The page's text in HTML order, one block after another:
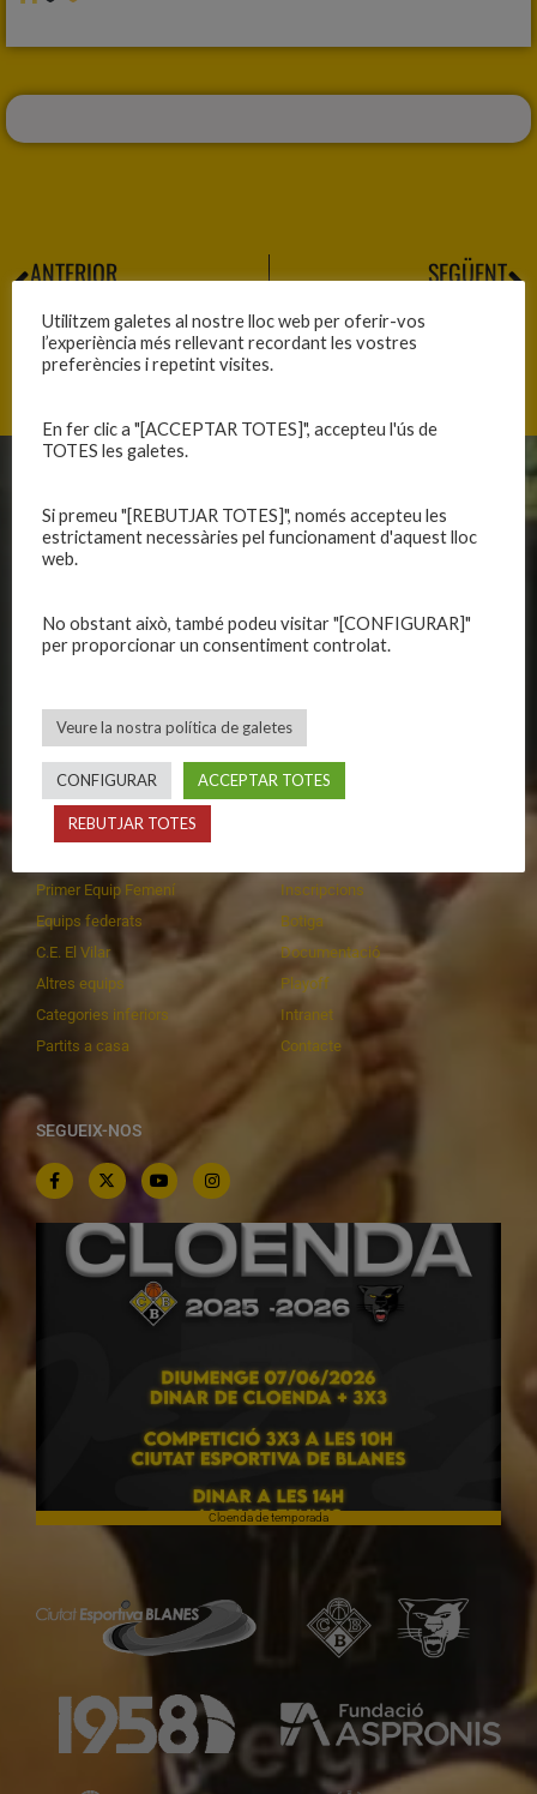
ANTERIOR SEGÜENT
Història
Organització
Avís legal
Privadesa a les xarxes
Primer equip masculí
Equips femenins
Patrocinadors
CALENDARIS
Primer Equip Femení
Equips federats
C.E. El Vilar
Altres equips
Categories inferiors
Partits a casa
Inscripcions
Botiga
Documentació
Playoff
Intranet
Contacte
SEGUEIX-NOS
Cloenda de temporada
Utilitzem galetes al nostre lloc web per oferir-vos
l’experiència més rellevant recordant les vostres
preferències i repetint visites.
En fer clic a "[ACCEPTAR TOTES]", accepteu l'ús de
TOTES les galetes.
Si premeu "[REBUTJAR TOTES]", només accepteu les
estrictament necessàries pel funcionament d'aquest lloc
web.
No obstant això, també podeu visitar "[CONFIGURAR]"
per proporcionar un consentiment controlat.
Veure la nostra política de galetes
CONFIGURAR ACCEPTAR TOTES
REBUTJAR TOTES